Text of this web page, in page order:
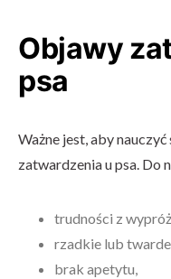
Objawy
psa
Ważne jest, aby
zatwardzenia u psa. Do
trudności z
rzadkie lub
brak apetytu,